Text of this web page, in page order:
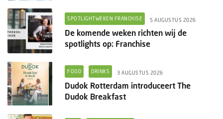
SPOTLIGHTWEKEN FRANCHISE 5 AUGUSTUS 2026
De komende weken richten wij de
spotlights op: Franchise
FOOD DRINKS 3 AUGUSTUS 2026
Dudok Rotterdam introduceert The
Dudok Breakfast